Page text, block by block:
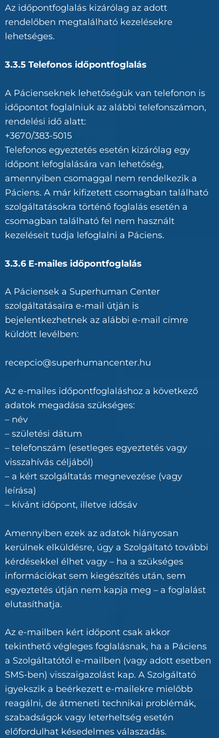
Az időpontfoglalás kizárólag az adott
rendelőben megtalálható kezelésekre
lehetséges.
3.3.5 Telefonos időpontfoglalás
A Pácienseknek lehetőségük van telefonon is
időpontot foglalniuk az alábbi telefonszámon,
rendelési idő alatt:
+3670/383-5015
Telefonos egyeztetés esetén kizárólag egy
időpont lefoglalására van lehetőség,
amennyiben csomaggal nem rendelkezik a
Páciens. A már kifizetett csomagban található
szolgáltatásokra történő foglalás esetén a
csomagban található fel nem használt
kezeléseit tudja lefoglalni a Páciens.
3.3.6 E-mailes időpontfoglalás
A Páciensek a Superhuman Center
szolgáltatásaira e-mail útján is
bejelentkezhetnek az alábbi e-mail címre
küldött levélben:
recepcio@superhumancenter.hu
Az e-mailes időpontfoglaláshoz a következő
adatok megadása szükséges:
– név
– születési dátum
– telefonszám (esetleges egyeztetés vagy
visszahívás céljából)
– a kért szolgáltatás megnevezése (vagy
leírása)
– kívánt időpont, illetve idősáv
Amennyiben ezek az adatok hiányosan
kerülnek elküldésre, úgy a Szolgáltató további
kérdésekkel élhet vagy – ha a szükséges
információkat sem kiegészítés után, sem
egyeztetés útján nem kapja meg – a foglalást
elutasíthatja.
Az e-mailben kért időpont csak akkor
tekinthető végleges foglalásnak, ha a Páciens
a Szolgáltatótól e-mailben (vagy adott esetben
SMS-ben) visszaigazolást kap. A Szolgáltató
igyekszik a beérkezett e-mailekre mielőbb
reagálni, de átmeneti technikai problémák,
szabadságok vagy leterheltség esetén
előfordulhat késedelmes válaszadás.